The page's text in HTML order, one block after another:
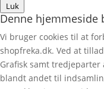
Luk
Denne hjemmeside
Vi bruger cookies til at
shopfreka.dk. Ved at
Grafisk samt tredjeparter
blandt andet til